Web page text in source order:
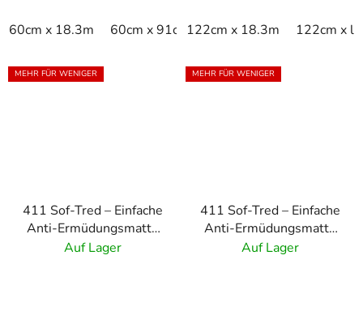
60cm x 18.3m 60cm x 91cm 60cm x linm 91cm x
122cm x 18.3m 122cm x
MEHR FÜR WENIGER
411 Sof-Tred – Einfache
Anti-Ermüdungsmatte
mit Kieselmuster –
Auf Lager
MEHR FÜR WENIGER
411 Sof-Tred – Einfache
Anti-Ermüdungsmatte
mit Kieselmuster –
Auf Lager